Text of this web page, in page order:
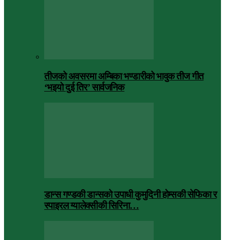
तीजको अवसरमा अम्बिका भण्डारीको भावुक तीज गीत
‘भइयो दुई तिर’ सार्वजनिक
डान्स गण्डकी डान्सको उपाधी कुमुदिनी होम्सकी सेफिका र
स्पाइरल ग्यालेक्सीकी सिरिना…